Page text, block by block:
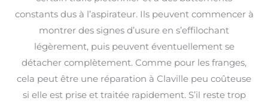
constants dus à l’aspirateur. Ils peuvent commencer à
montrer des signes d’usure en s’effilochant
légèrement, puis peuvent éventuellement se
détacher complètement. Comme pour les franges,
cela peut être une réparation à Claville peu coûteuse
si elle est prise et traitée rapidement. S’il reste trop